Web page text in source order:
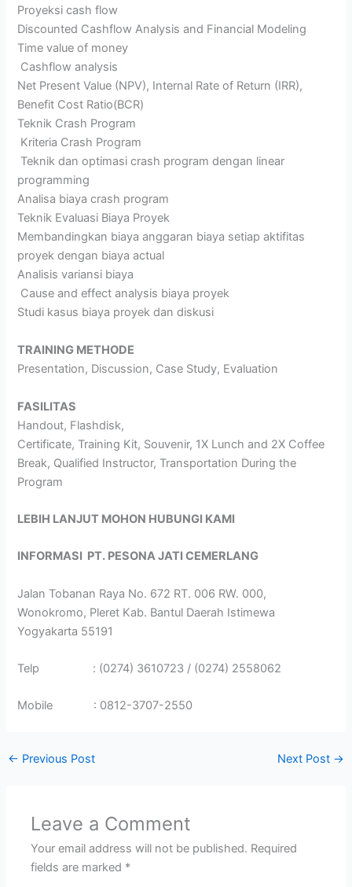
Proyeksi cash flow
Discounted Cashflow Analysis and Financial Modeling
Time value of money
Cashflow analysis
Net Present Value (NPV), Internal Rate of Return (IRR),
Benefit Cost Ratio(BCR)
Teknik Crash Program
Kriteria Crash Program
Teknik dan optimasi crash program dengan linear
programming
Analisa biaya crash program
Teknik Evaluasi Biaya Proyek
Membandingkan biaya anggaran biaya setiap aktifitas
proyek dengan biaya actual
Analisis variansi biaya
Cause and effect analysis biaya proyek
Studi kasus biaya proyek dan diskusi
TRAINING METHODE
Presentation, Discussion, Case Study, Evaluation
FASILITAS
Handout, Flashdisk,
Certificate, Training Kit, Souvenir, 1X Lunch and 2X Coffee
Break, Qualified Instructor, Transportation During the
Program
LEBIH LANJUT MOHON HUBUNGI KAMI
INFORMASI PT. PESONA JATI CEMERLANG
Jalan Tobanan Raya No. 672 RT. 006 RW. 000,
Wonokromo, Pleret Kab. Bantul Daerah Istimewa
Yogyakarta 55191
Telp : (0274) 3610723 / (0274) 2558062
Mobile : 0812-3707-2550
← Previous Post Next Post →
Leave a Comment
Your email address will not be published. Required
fields are marked *